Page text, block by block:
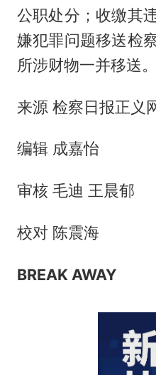
公职处分；收缴其
嫌犯罪问题移送检
所涉财物一并移送。
来源 检察日报正义
编辑 成嘉怡
审核 毛迪 王晨郁
校对 陈震海
BREAK AWAY